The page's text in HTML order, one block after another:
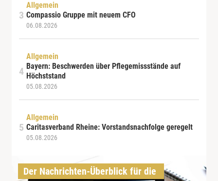
Allgemein
Compassio Gruppe mit neuem CFO
06.08.2026
Allgemein
Bayern: Beschwerden über Pflegemissstände auf
Höchststand
05.08.2026
Allgemein
Caritasverband Rheine: Vorstandsnachfolge geregelt
05.08.2026
Der Nachrichten-Überblick für die